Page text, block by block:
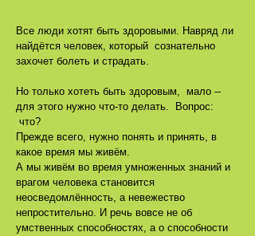
Все люди хотят быть здоровыми. Навряд ли
найдётся человек, который сознательно
захочет болеть и страдать.
Но только хотеть быть здоровым, мало --
для этого нужно что-то делать. Вопрос:
что?
Прежде всего, нужно понять и принять, в
какое время мы живём.
А мы живём во время умноженных знаний и
врагом человека становится
неосведомлённость, а невежество
непростительно. И речь вовсе не об
умственных способностях, а о способности